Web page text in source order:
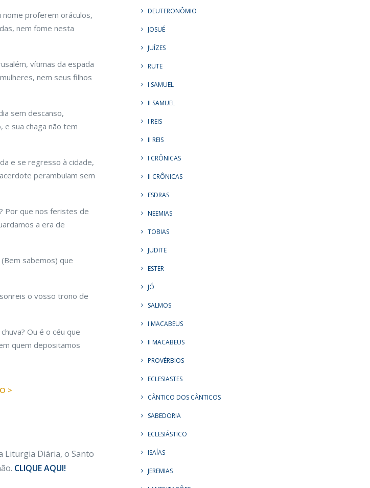
nome proferem oráculos,
nem fome nesta
vítimas da espada
nem seus filhos
sem descanso,
sua chaga não tem
e se regresso à cidade,
perambulam sem
Por que nos feristes de
a era de
sabemos) que
o vosso trono de
Ou é o céu que
quem depositamos
>
Liturgia Diária, o Santo
CLIQUE AQUI!
DEUTERONÔMIO
JOSUÉ
JUÍZES
RUTE
I SAMUEL
II SAMUEL
I REIS
II REIS
I CRÔNICAS
II CRÔNICAS
ESDRAS
NEEMIAS
TOBIAS
JUDITE
ESTER
JÓ
SALMOS
I MACABEUS
II MACABEUS
PROVÉRBIOS
ECLESIASTES
CÂNTICO DOS CÂNTICOS
SABEDORIA
ECLESIÁSTICO
ISAÍAS
JEREMIAS